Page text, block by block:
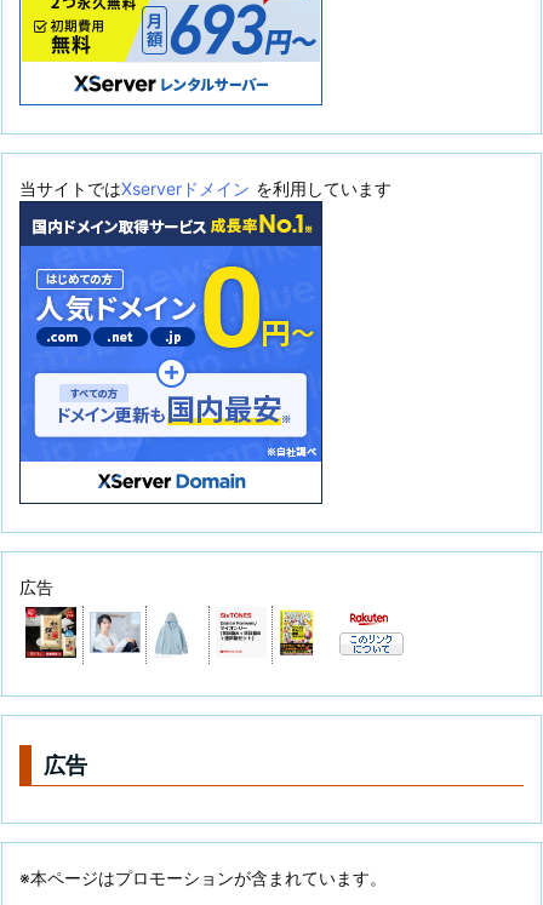
当サイトではXserverドメイン を利用しています
広告
広告
※本ページはプロモーションが含まれています。